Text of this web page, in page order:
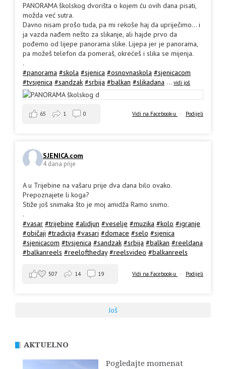
PANORAMA školskog dvorišta o kojem ću ovih dana pisati,
možda već sutra.
Davno nisam prošo tuda, pa mi rekoše haj da upriječimo... i
ja vazda nađem nešto za slikanje, ali hajde prvo da
pođemo od lijepe panorama slike. Lijepa jer je panorama,
pa možeš telefon da pomeraš, okrećeš i slika se mijenja.
.
#panorama #skola #sjenica #osnovnaskola #sjenicacom
#tvsjenica #sandzak #srbija #balkan #slikadana ... vidi još
Vidi na Facebook-u · Podijeli
65 1 0
SJENICA.com
4 dana prije
A u Trijebine na vašaru prije dva dana bilo ovako.
Prepoznajete li koga?
Stiže još snimaka što je moj amidža Ramo snimo.
.
#vasar #trijebine #alidjun #veselje #muzika #kolo #igranje
#običaji #tradicija #vasari #domace #selo #sjenica
#sjenicacom #tvsjenica #sandzak #srbija #balkan #reeldana
#balkanreels #reeloftheday #reelsvideo #balkanreels
Vidi na Facebook-u · Podijeli
507 14 19
Još
AKTUELNO
Pogledajte momenat